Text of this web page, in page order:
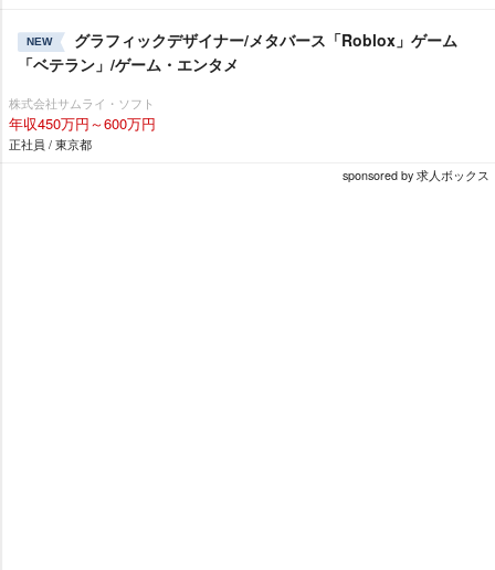
NEW
グラフィックデザイナー/メタバース「Roblox」ゲーム
「ベテラン」/ゲーム・エンタメ
株式会社サムライ・ソフト
年収450万円～600万円
正社員 / 東京都
sponsored by 求人ボックス